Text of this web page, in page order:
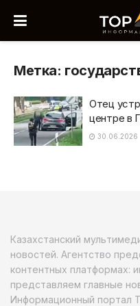
Метка:
Отец
центре в
30.06.2026
Казахстанский
новостей. Агентство
контентных платформах:
представляем главные
Информационный портал